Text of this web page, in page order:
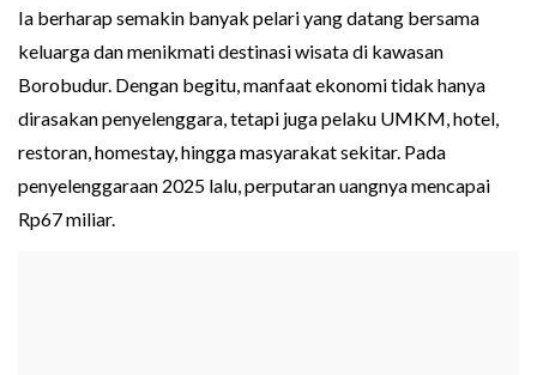
Ia berharap semakin banyak pelari yang datang bersama
keluarga dan menikmati destinasi wisata di kawasan
Borobudur. Dengan begitu, manfaat ekonomi tidak hanya
dirasakan penyelenggara, tetapi juga pelaku UMKM, hotel,
restoran, homestay, hingga masyarakat sekitar. Pada
penyelenggaraan 2025 lalu, perputaran uangnya mencapai
Rp67 miliar.